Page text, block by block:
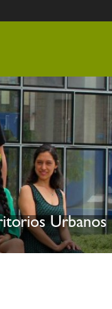
Urbanos